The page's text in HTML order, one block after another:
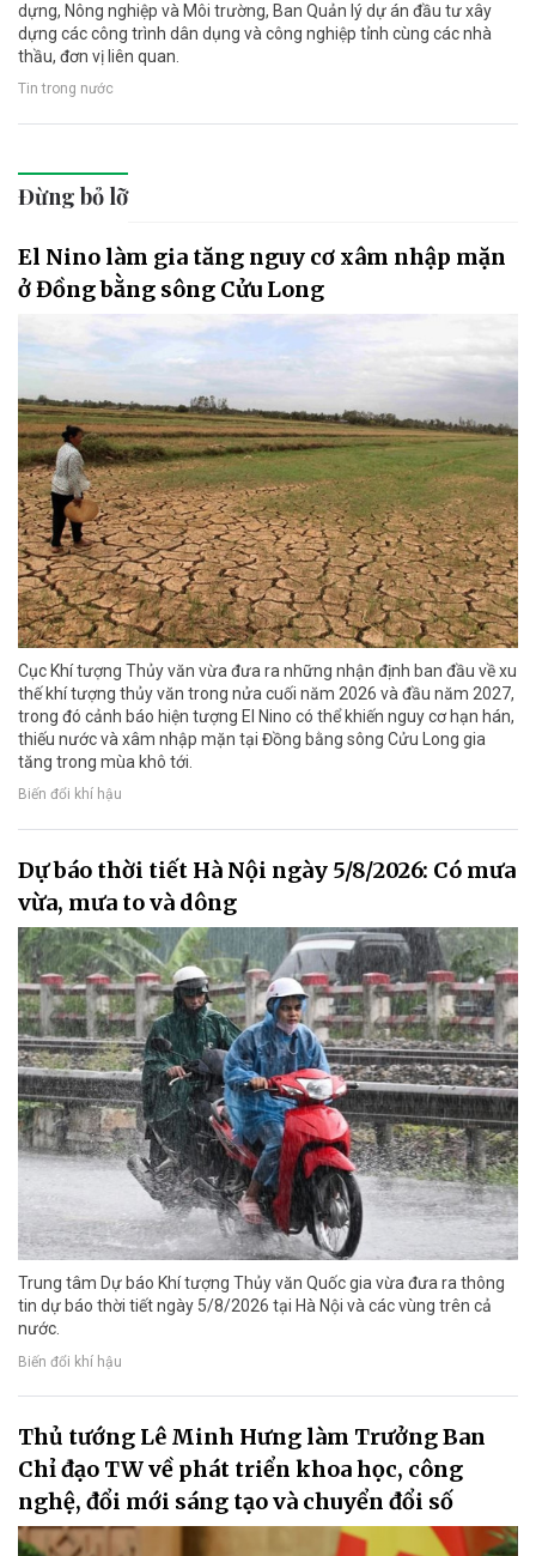
dựng, Nông nghiệp và Môi trường, Ban Quản lý dự án đầu tư xây
dựng các công trình dân dụng và công nghiệp tỉnh cùng các nhà
thầu, đơn vị liên quan.
Tin trong nước
Đừng bỏ lỡ
El Nino làm gia tăng nguy cơ xâm nhập mặn
ở Đồng bằng sông Cửu Long
Cục Khí tượng Thủy văn vừa đưa ra những nhận định ban đầu về xu
thế khí tượng thủy văn trong nửa cuối năm 2026 và đầu năm 2027,
trong đó cảnh báo hiện tượng El Nino có thể khiến nguy cơ hạn hán,
thiếu nước và xâm nhập mặn tại Đồng bằng sông Cửu Long gia
tăng trong mùa khô tới.
Biến đổi khí hậu
Dự báo thời tiết Hà Nội ngày 5/8/2026: Có mưa
vừa, mưa to và dông
Trung tâm Dự báo Khí tượng Thủy văn Quốc gia vừa đưa ra thông
tin dự báo thời tiết ngày 5/8/2026 tại Hà Nội và các vùng trên cả
nước.
Biến đổi khí hậu
Thủ tướng Lê Minh Hưng làm Trưởng Ban
Chỉ đạo TW về phát triển khoa học, công
nghệ, đổi mới sáng tạo và chuyển đổi số